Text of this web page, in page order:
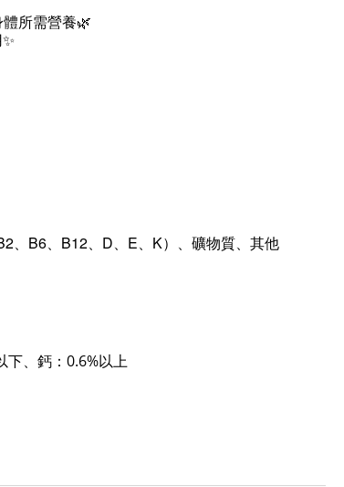
所需營養🌿
、B6、B12、D、E、K）、礦物質、其他
下、 鈣：0.6%以上